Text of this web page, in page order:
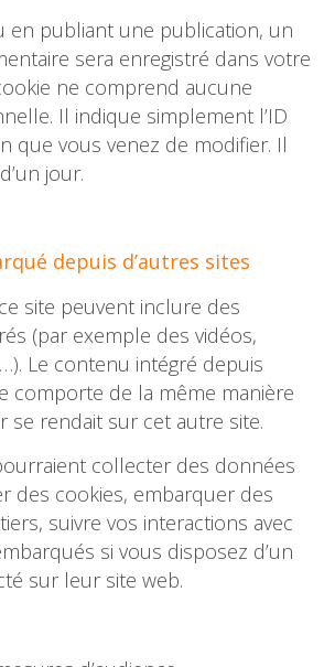
en publiant une publication, un
sera enregistré dans votre
ne comprend aucune
Il indique simplement l’ID
que vous venez de modifier. Il
jour.
depuis d’autres sites
site peuvent inclure des
(par exemple des vidéos,
Le contenu intégré depuis
comporte de la même manière
se rendait sur cet autre site.
collecter des données
des cookies, embarquer des
suivre vos interactions avec
si vous disposez d’un
sur leur site web.